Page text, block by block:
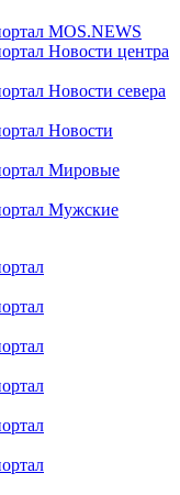
MOS.NEWS
Новости центра
Новости севера
Новости
Мировые
Мужские